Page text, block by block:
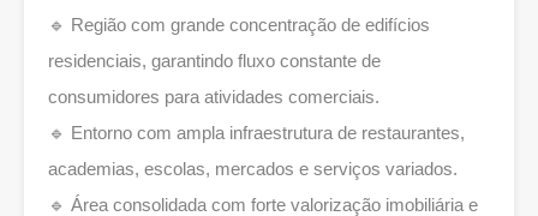
🔹 Região com grande concentração de edifícios
residenciais, garantindo fluxo constante de
consumidores para atividades comerciais.
🔹 Entorno com ampla infraestrutura de restaurantes,
academias, escolas, mercados e serviços variados.
🔹 Área consolidada com forte valorização imobiliária e